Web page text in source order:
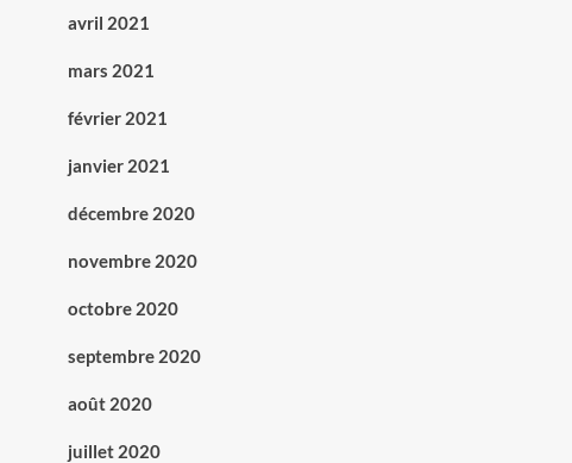
avril 2021
mars 2021
février 2021
janvier 2021
décembre 2020
novembre 2020
octobre 2020
septembre 2020
août 2020
juillet 2020